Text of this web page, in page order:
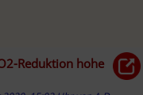
Reduktion hohe